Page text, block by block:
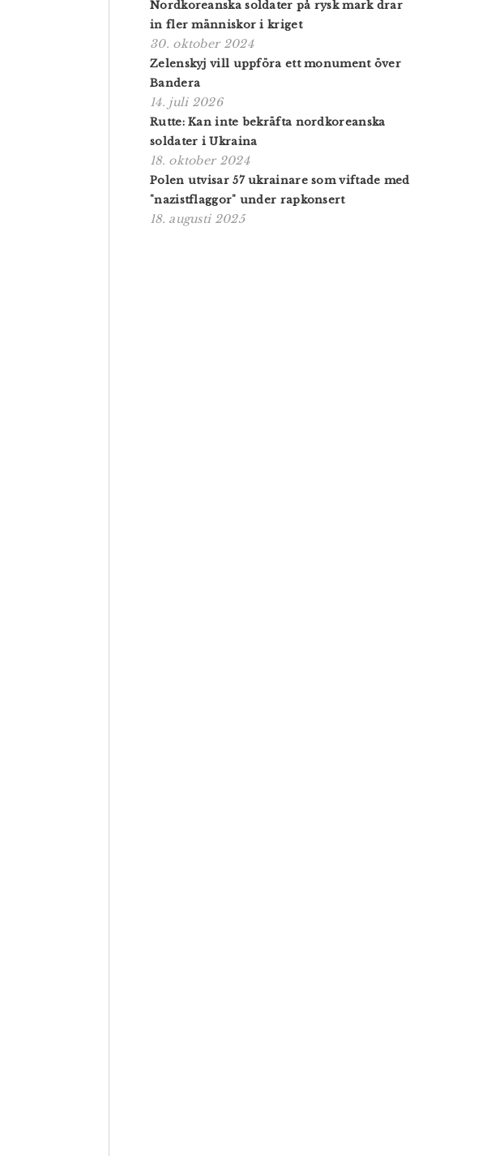
Nordkoreanska soldater på rysk mark drar
in fler människor i kriget
30. oktober 2024
Zelenskyj vill uppföra ett monument över
Bandera
14. juli 2026
Rutte: Kan inte bekräfta nordkoreanska
soldater i Ukraina
18. oktober 2024
Polen utvisar 57 ukrainare som viftade med
"nazistflaggor" under rapkonsert
18. augusti 2025